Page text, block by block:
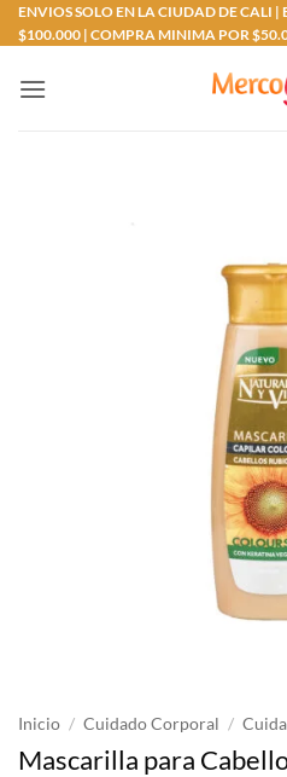
Saltar
al
ENVIOS SOLO EN LA CIUDAD DE CALI |
$100.000 | COMPRA MINIMA POR
Inicio / Cuidado Corporal /
Mascarilla para